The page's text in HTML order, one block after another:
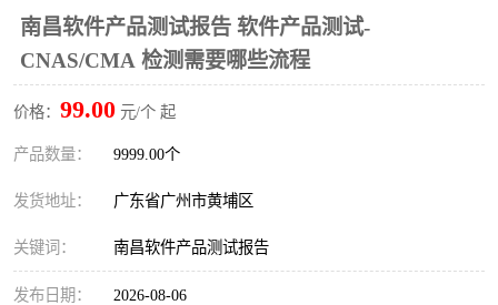
南昌软件产品测试报告 软件产品测试-
CNAS/CMA 检测需要哪些流程
价格： 99.00 元/个 起
产品数量： 9999.00个
发货地址： 广东省广州市黄埔区
关键词： 南昌软件产品测试报告
发布日期： 2026-08-06